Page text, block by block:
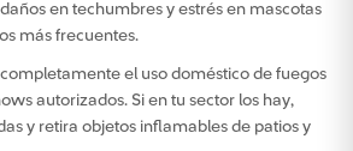
en techumbres y estrés en mascotas
más frecuentes.
el uso doméstico de fuegos
autorizados. Si en tu sector los hay,
y retira objetos inflamables de patios y